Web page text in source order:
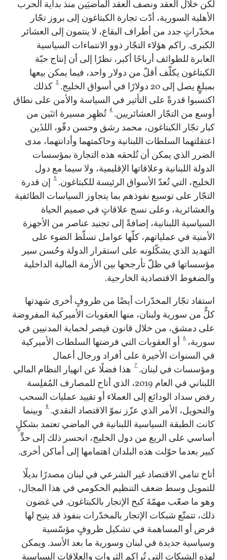
لكن خلال العقد ونصف العقد الماضيَين منذ بداية الحرب
الأهلية السورية، أدّت تجارة الكبتاغون إلى بروز تجّار
مخدّراتٍ جدد من أطراف البقاع، لا ينتمون إلى العشائر
الكبرى. راكم هؤلاء التجّار ذوو الانتماءات السياسية
العابرة للطوائف أرباحًا أكبر، نظرًا إلى أن إنتاج حبّة
الكبتاغون يكلّف أقلّ من دولار واحد، فيما يمكن بيعها
بمبلغٍ يصل إلى 20 دولارًا في أسواق الخليج.
3 كذلك
اكتسبوا قدرةً على التأثير في السياسة والأمن على نطاق
أوسع من التجّار العشائريين. 4 تُظهِر مسيرة اثنَين من
كبار تجّار الكبتاغون، محمد رشق وحسن دقّو، اللذَين
اعتقلتهما السلطات اللبنانية وحاكمتهما وأدانتهما، مدى
الضرر الذي يمكن أن تُلحقه هذه التجارة بمؤسسات
الدولة اللبنانية وعلاقاتها الإقليمية، ولا سيما مع دول
الخليج، التي تُعدّ الأسواق الرئيسة للكبتاغون. 5
إن قدرة
التجّار على توسيع نفوذهم بما يتجاوز السياسات الطائفية
والعشائرية، وعلى نسج علاقاتٍ في صميم الحياة
السياسية اللبنانية، إضافةً إلى تجنيد عناصر من الأجهزة
الأمنية في عملياتهم، كلّها عوامل تسلّط الضوء على
التهديد الذي يشكّلونه على استقرار الدولة وحُسن سير
مؤسساتها في ظلّ تأرجحها بين الأزمة المالية الداخلية
والضغوط الاقتصادية الخارجية.
استفاد تجّار المخدّرات أيضًا من ظروفٍ أخرى شهدتها
كلٌّ من سورية ولبنان، منها العقوبات الأميركية المفروضة
على دمشق، من خلال قانون قيصر لحماية المدنيين في
سورية، 6 أو العقوبات التي فرضتها السلطات الأميركية
في السنوات الأخيرة على أفراد ورجال أعمال
ومؤسسات في لبنان. 7 هذا فضلًا عن انهيار النظام المالي
اللبناني في العام 2019، الذي أتاح للمصارف المُفلِسة
رفض سداد الودائع إلى العملاء أو تقييد عمليات السحب
والتحويل، الأمر الذي عزّز نموّ الاقتصاد النقدي. 8
وبينما
كانت الطبقة السياسية اللبنانية في الماضي تعتمد بشكلٍ
أساسي على الريع من دول الخليج، انحسر ذلك إلى حدٍّ
كبير بعدما حوّلت هذه البلدان اهتمامها إلى أماكن أخرى.
أتاح تنامي الاقتصاد غير الشرعي في لبنان مصدرًا بديلًا
للتمويل وسط ضعف التنظيم الحكومي في هذا المجال،
وهو ما صعّب مهمّةَ كبح الإتجار بالكبتاغون. في غضون
ذلك، تتمتّع شبكات الإتجار بالمخدّرات بنفوذ قد يتيح لها
فرض أو المساهمة في تشكيل ظروفٍ مؤسّسية
وسياسية جديدة في لبنان وسورية ما بعد الأسد. ويمكن
لهذه الشبكات التي تُراكِم الثروات والعلاقات السياسية